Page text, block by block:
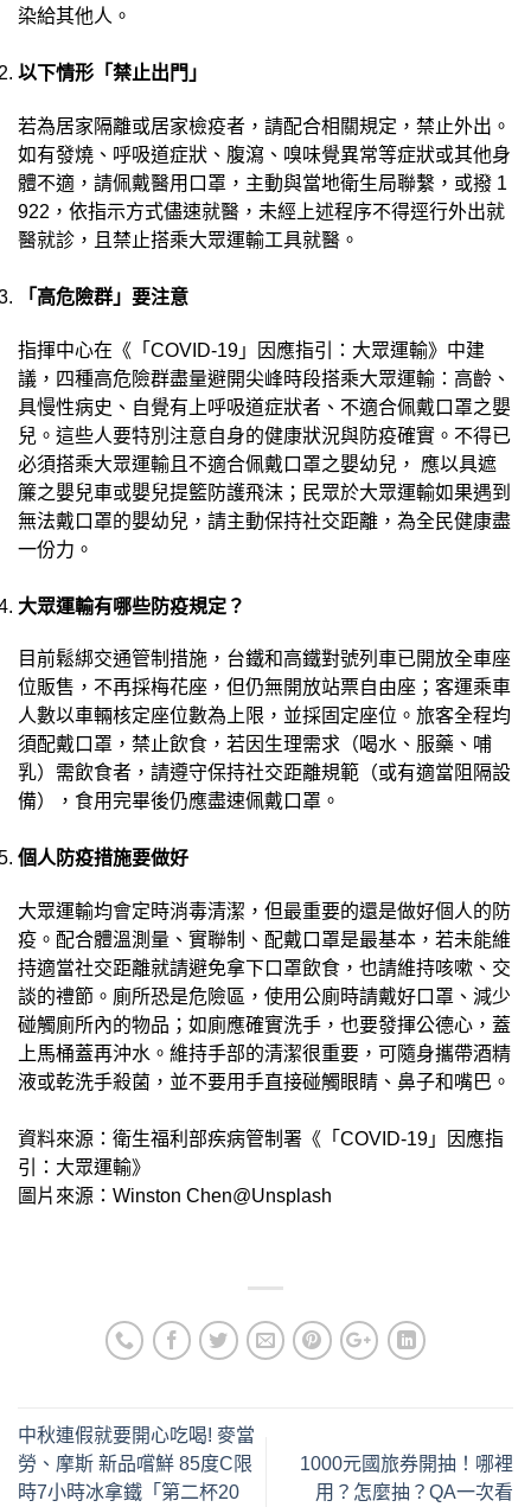
染給其他人。
以下情形「禁止出門」
若為居家隔離或居家檢疫者，請配合相關規定，禁止外出。
如有發燒、呼吸道症狀、腹瀉、嗅味覺異常等症狀或其他身
體不適，請佩戴醫用口罩，主動與當地衛生局聯繫，或撥 1
922，依指示方式儘速就醫，未經上述程序不得逕行外出就
醫就診，且禁止搭乘大眾運輸工具就醫。
「高危險群」要注意
指揮中心在《「COVID-19」因應指引：大眾運輸》中建
議，四種高危險群盡量避開尖峰時段搭乘大眾運輸：高齡、
具慢性病史、自覺有上呼吸道症狀者、不適合佩戴口罩之嬰
兒。這些人要特別注意自身的健康狀況與防疫確實。不得已
必須搭乘大眾運輸且不適合佩戴口罩之嬰幼兒， 應以具遮
簾之嬰兒車或嬰兒提籃防護飛沫；民眾於大眾運輸如果遇到
無法戴口罩的嬰幼兒，請主動保持社交距離，為全民健康盡
一份力。
大眾運輸有哪些防疫規定？
目前鬆綁交通管制措施，台鐵和高鐵對號列車已開放全車座
位販售，不再採梅花座，但仍無開放站票自由座；客運乘車
人數以車輛核定座位數為上限，並採固定座位。旅客全程均
須配戴口罩，禁止飲食，若因生理需求（喝水、服藥、哺
乳）需飲食者，請遵守保持社交距離規範（或有適當阻隔設
備），食用完畢後仍應盡速佩戴口罩。
個人防疫措施要做好
大眾運輸均會定時消毒清潔，但最重要的還是做好個人的防
疫。配合體溫測量、實聯制、配戴口罩是最基本，若未能維
持適當社交距離就請避免拿下口罩飲食，也請維持咳嗽、交
談的禮節。廁所恐是危險區，使用公廁時請戴好口罩、減少
碰觸廁所內的物品；如廁應確實洗手，也要發揮公德心，蓋
上馬桶蓋再沖水。維持手部的清潔很重要，可隨身攜帶酒精
液或乾洗手殺菌，並不要用手直接碰觸眼睛、鼻子和嘴巴。
資料來源：衛生福利部疾病管制署《「COVID-19」因應指
引：大眾運輸》
圖片來源：Winston Chen@Unsplash
中秋連假就要開心吃喝! 麥當
勞、摩斯 新品嚐鮮 85度C限
時7小時冰拿鐵「第二杯20
1000元國旅券開抽！哪裡
用？怎麼抽？QA一次看